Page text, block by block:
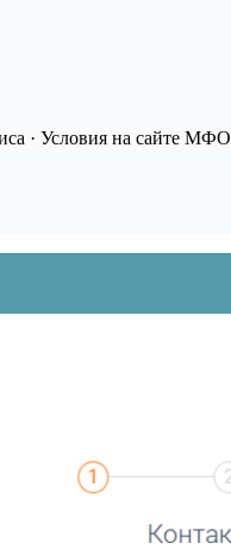
· Условия на сайте МФО